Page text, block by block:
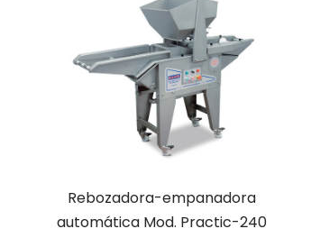
Rebozadora-empanadora
automática Mod. Practic-240